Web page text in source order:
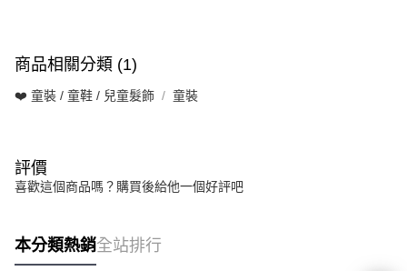
商品相關分類 (1)
❤️ 童裝 / 童鞋 / 兒童髮飾 童裝
評價
喜歡這個商品嗎？購買後給他一個好評吧
本分類熱銷全站排行